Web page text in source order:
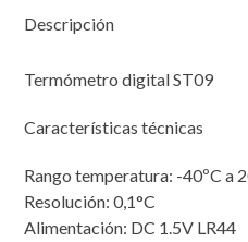
Descripción
Termómetro digital ST09
Características técnicas
Rango temperatura: -40ºC a
Resolución: 0,1°C
Alimentación: DC 1.5V LR44